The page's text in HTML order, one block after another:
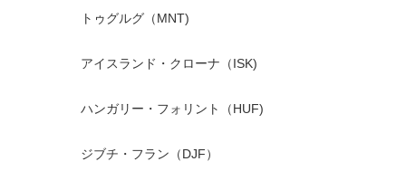
トゥグルグ（MNT)
アイスランド・クローナ（ISK)
ハンガリー・フォリント（HUF)
ジブチ・フラン（DJF）